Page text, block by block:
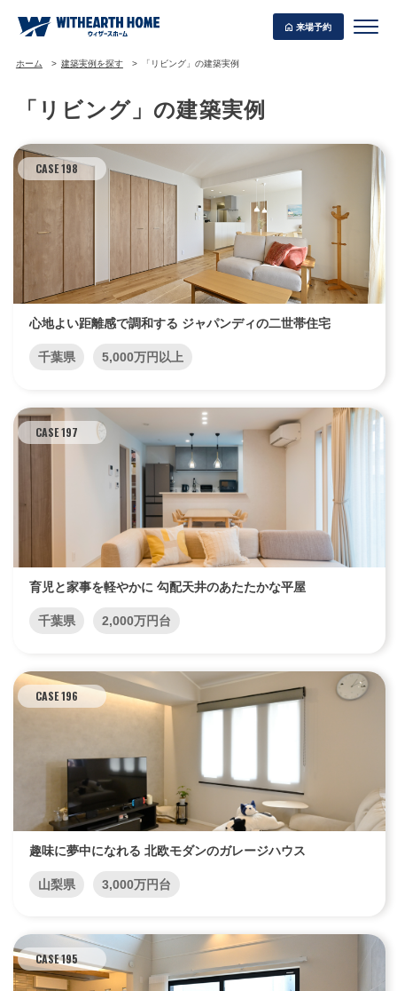
来場予約
WITHEARTH HOME の BEST PLAN
エリア限定商品
ホーム 建築実例を探す 「リビング」の建築実例
「リビング」の建築実例
CASE 198
心地よい距離感で調和する ジャパンディの二世帯住宅
千葉県 5,000万円以上
CASE 197
育児と家事を軽やかに 勾配天井のあたたかな平屋
千葉県 2,000万円台
CASE 196
趣味に夢中になれる 北欧モダンのガレージハウス
山梨県 3,000万円台
CASE 195